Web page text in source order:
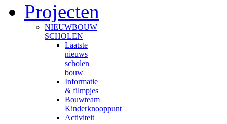
Projecten
NIEUWBOUW
SCHOLEN
Laatste
nieuws
scholen
bouw
Informatie
& filmpjes
Bouwteam
Kinderknooppunt
Activiteit